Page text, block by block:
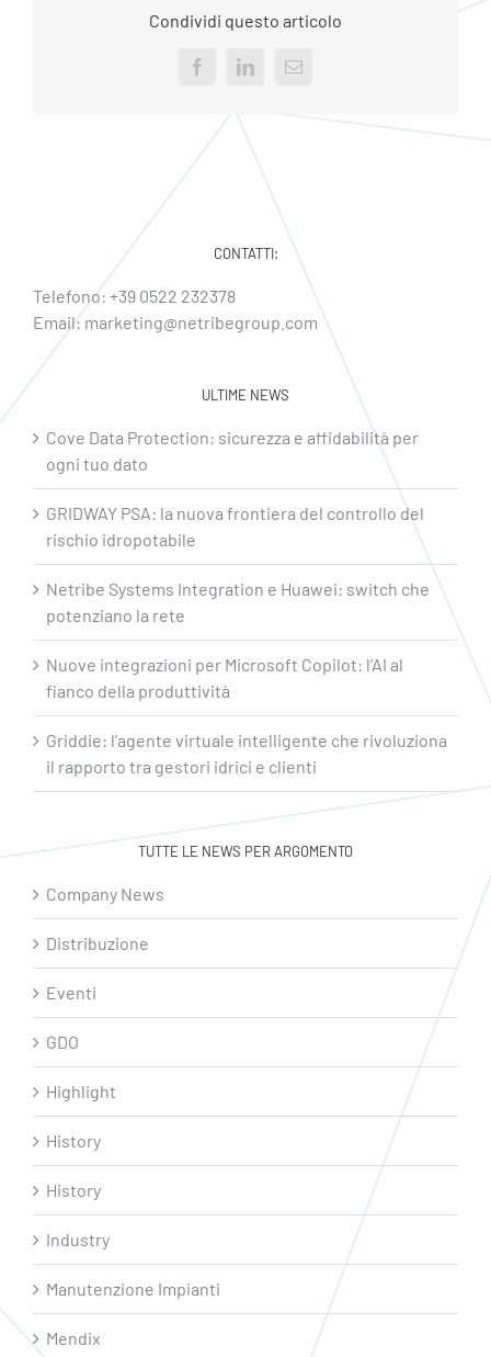
Condividi questo articolo
FacebookLinkedInEmail
CONTATTI:
Telefono: +39 0522 232378
Email:marketing@netribegroup.com
ULTIME NEWS
Cove Data Protection: sicurezza e affidabilità per
ogni tuo dato
GRIDWAY PSA: la nuova frontiera del controllo del
rischio idropotabile
Netribe Systems Integration e Huawei: switch che
potenziano la rete
Nuove integrazioni per Microsoft Copilot: l’AI al
fianco della produttività
Griddie: l’agente virtuale intelligente che rivoluziona
il rapporto tra gestori idrici e clienti
TUTTE LE NEWS PER ARGOMENTO
Company News
Distribuzione
Eventi
GDO
Highlight
History
History
Industry
Manutenzione Impianti
Mendix